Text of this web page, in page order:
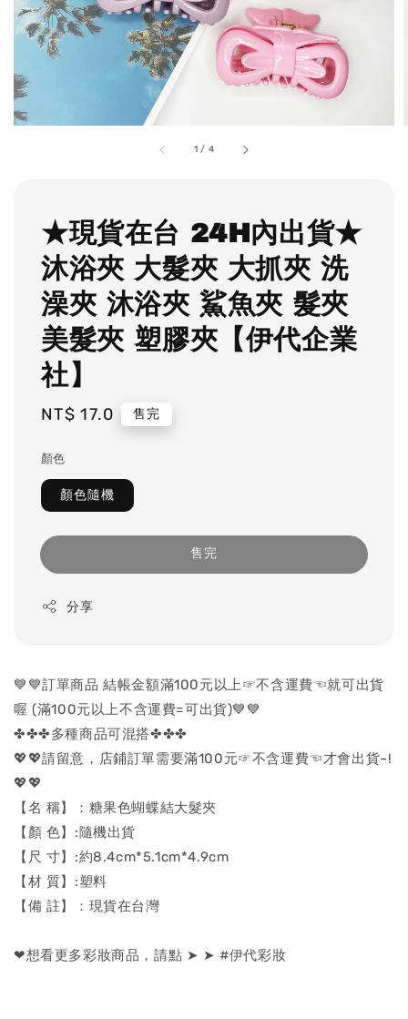
1 / 4
★現貨在台 24H內出貨★
沐浴夾 大髮夾 大抓夾 洗
澡夾 沐浴夾 鯊魚夾 髮夾
美髮夾 塑膠夾【伊代企業
社】
Regular
NT$ 17.0 售完
顏色
顏色隨機
售完
分享
💙💙訂單商品 結帳金額滿100元以上☞不含運費☜就可出貨
喔 (滿100元以上不含運費=可出貨)💙💙
✤✤✤多種商品可混搭✤✤✤
💖💖請留意，店鋪訂單需要滿100元☞不含運費☜才會出貨~!
💖💖
【名 稱】：糖果色蝴蝶結大髮夾
【顏 色】:隨機出貨
【尺 寸】:約8.4cm*5.1cm*4.9cm
【材 質】:塑料
【備 註】：現貨在台灣
❤想看更多彩妝商品，請點 ➤ ➤ #伊代彩妝